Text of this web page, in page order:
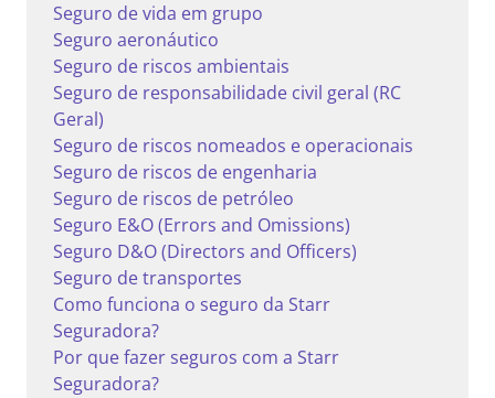
Seguro de vida em grupo
Seguro aeronáutico
Seguro de riscos ambientais
Seguro de responsabilidade civil geral (RC
Geral)
Seguro de riscos nomeados e operacionais
Seguro de riscos de engenharia
Seguro de riscos de petróleo
Seguro E&O (Errors and Omissions)
Seguro D&O (Directors and Officers)
Seguro de transportes
Como funciona o seguro da Starr
Seguradora?
Por que fazer seguros com a Starr
Seguradora?